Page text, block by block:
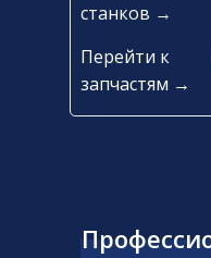
станков →
Перейти к
запчастям →